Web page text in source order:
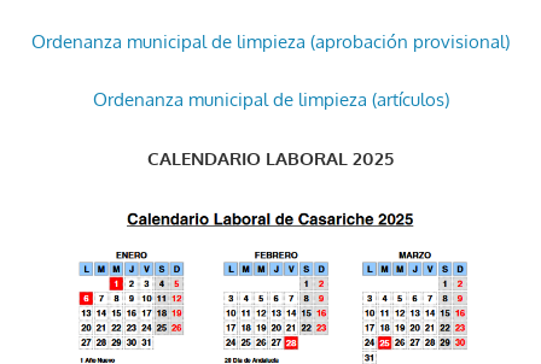
Ordenanza municipal de limpieza (aprobación provisional)
Ordenanza municipal de limpieza (artículos)
CALENDARIO LABORAL 2025